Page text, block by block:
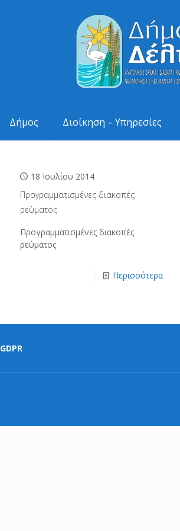
Δήμος Διοίκηση – Υπηρεσίες
18 Ιουλίου 2014
Προγραμματισμένες διακοπές
ρεύματος
Προγραμματισμένες διακοπές
ρεύματος
Περισσότερα
GDPR